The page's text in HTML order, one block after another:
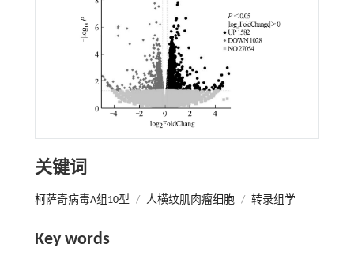
关键词
柯萨奇病毒A组10型 / 人横纹肌肉瘤细胞 / 转录组学
Key words